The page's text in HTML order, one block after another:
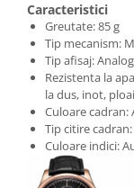
Caracteristici
Greutate: 85 g
Tip mecanism:
Tip afisaj: Analog
Rezistenta la
la dus, inot,
Culoare cadran:
Tip citire
Culoare indici: